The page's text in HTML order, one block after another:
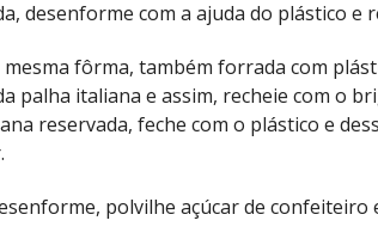
desenforme com a ajuda do plástico e
fôrma, também forrada com
palha italiana e assim, recheie com o
reservada, feche com o plástico e
polvilhe açúcar de confeiteiro